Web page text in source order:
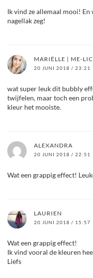
Ik vind ze allemaal mooi!
nagellak zeg!
MARIËLLE | ME-
20 JUNI 2018 / 23:21
wat super leuk dit bubbly
twijfelen, maar toch een
kleur het mooiste.
ALEXANDRA
20 JUNI 2018 / 22:51
Wat een grappig effect!
LAURIEN
20 JUNI 2018 / 15:57
Wat een grappig effect!
Ik vind vooral de kleuren
Liefs